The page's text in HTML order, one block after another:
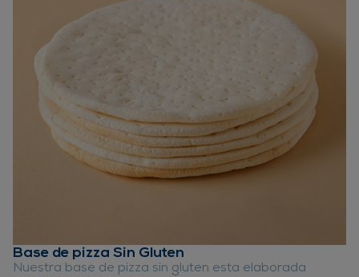
Base de pizza Sin Gluten
Nuestra base de pizza sin gluten esta elaborada